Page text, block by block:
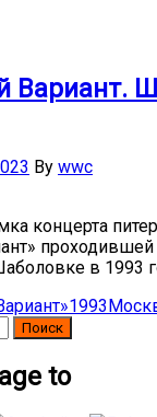
Вариант.
By wwc
концерта
в 1993
1993
to